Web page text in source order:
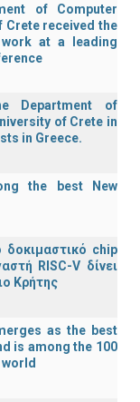
of Computer
Crete received the
at a leading
Department of
of Crete in
in Greece.
the best New
chip
RISC-V δίνει
Κρήτης
as the best
is among the 100